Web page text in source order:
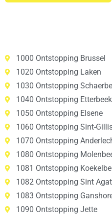
1000 Ontstopping Brussel
1020 Ontstopping Laken
1030 Ontstopping
1040 Ontstopping Etterbeek
1050 Ontstopping Elsene
1060 Ontstopping Sint-
1070 Ontstopping
1080 Ontstopping
1081 Ontstopping
1082 Ontstopping Sint
1083 Ontstopping
1090 Ontstopping Jette